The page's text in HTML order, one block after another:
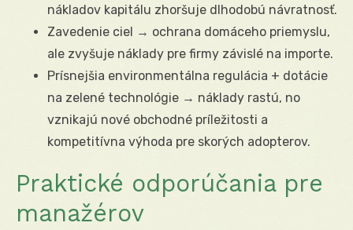
nákladov kapitálu zhoršuje dlhodobú návratnosť.
Zavedenie ciel → ochrana domáceho priemyslu,
ale zvyšuje náklady pre firmy závislé na importe.
Prísnejšia environmentálna regulácia + dotácie
na zelené technológie → náklady rastú, no
vznikajú nové obchodné príležitosti a
kompetitívna výhoda pre skorých adopterov.
Praktické odporúčania pre
manažérov